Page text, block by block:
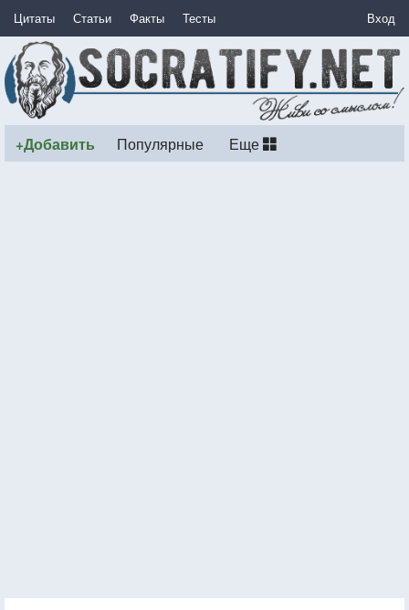
Цитаты Статьи Факты Тесты Вход
+Добавить Популярные Еще